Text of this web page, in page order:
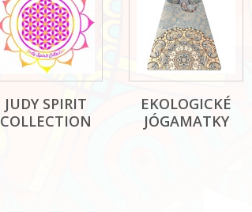
JUDY SPIRIT
COLLECTION
EKOLOGICKÉ
JÓGAMATKY